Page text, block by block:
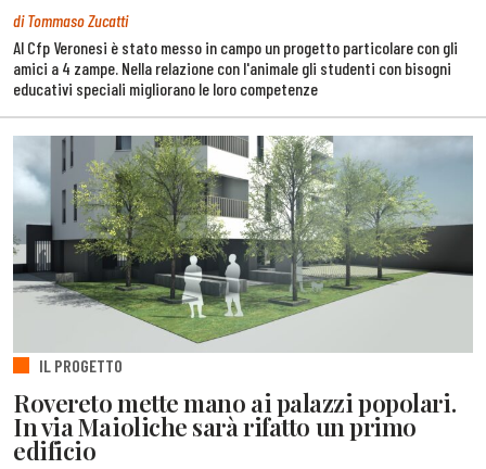
di Tommaso Zucatti
Al Cfp Veronesi è stato messo in campo un progetto particolare con gli
amici a 4 zampe. Nella relazione con l'animale gli studenti con bisogni
educativi speciali migliorano le loro competenze
IL PROGETTO
Rovereto mette mano ai palazzi popolari.
In via Maioliche sarà rifatto un primo
edificio